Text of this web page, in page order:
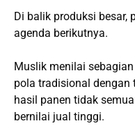
Di balik produksi besar,
agenda berikutnya.
Muslik menilai
pola tradisional dengan
hasil panen tidak
bernilai jual tinggi.